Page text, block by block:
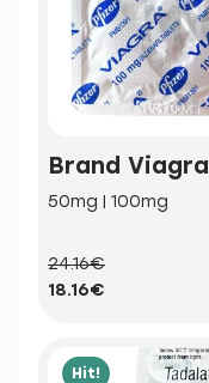
Brand Viagra
50mg | 100mg
24.16€
18.16€
Hit!